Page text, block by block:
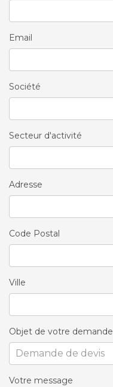
Email
Société
Secteur d'activité
Adresse
Code Postal
Ville
Objet de votre demande
Votre message